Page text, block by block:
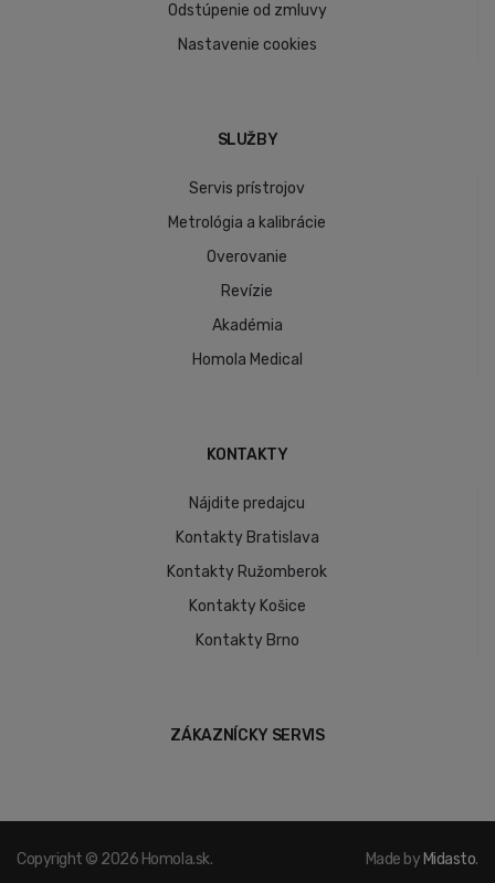
Odstúpenie od zmluvy
Nastavenie cookies
SLUŽBY
Servis prístrojov
Metrológia a kalibrácie
Overovanie
Revízie
Akadémia
Homola Medical
KONTAKTY
Nájdite predajcu
Kontakty Bratislava
Kontakty Ružomberok
Kontakty Košice
Kontakty Brno
ZÁKAZNÍCKY SERVIS
Copyright © 2026 Homola.sk. Made by Midasto.